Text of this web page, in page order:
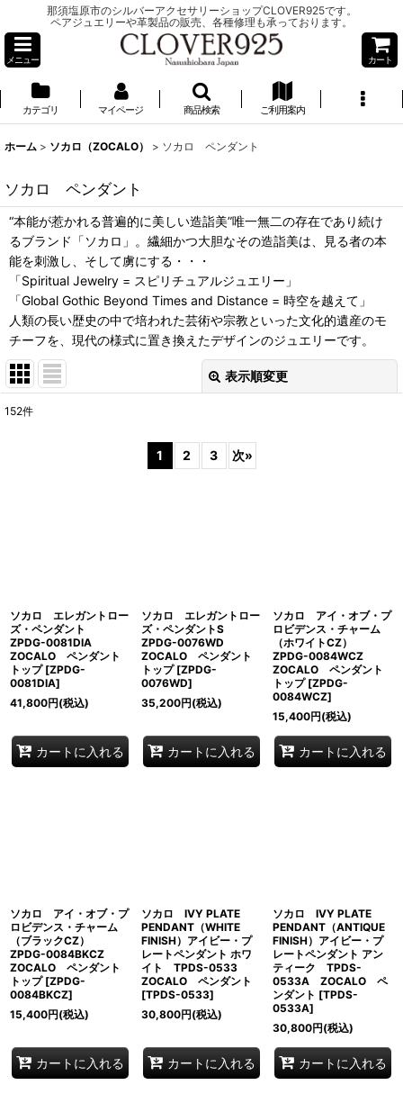
那須塩原市のシルバーアクセサリーショップCLOVER925です。
ペアジュエリーや革製品の販売、各種修理も承っております。
メニュー カート
カテゴリ マイページ 商品検索 ご利用案内
ホーム > ソカロ（ZOCALO） > ソカロ ペンダント
ソカロ ペンダント
“本能が惹かれる普遍的に美しい造詣美”唯一無二の存在であり続け
るブランド「ソカロ」。繊細かつ大胆なその造詣美は、見る者の本
能を刺激し、そして虜にする・・・
「Spiritual Jewelry = スピリチュアルジュエリー」
「Global Gothic Beyond Times and Distance = 時空を越えて」
人類の長い歴史の中で培われた芸術や宗教といった文化的遺産のモ
チーフを、現代の様式に置き換えたデザインのジュエリーです。
表示順変更
152件
1 2 3 次»
ソカロ エレガントロー
ズ・ペンダント
ZPDG-0081DIA
ZOCALO ペンダント
トップ [ZPDG-
0081DIA]
41,800円(税込)
カートに入れる
ソカロ エレガントロー
ズ・ペンダントS
ZPDG-0076WD
ZOCALO ペンダント
トップ [ZPDG-
0076WD]
35,200円(税込)
カートに入れる
ソカロ アイ・オブ・プ
ロビデンス・チャーム
（ホワイトCZ）
ZPDG-0084WCZ
ZOCALO ペンダント
トップ [ZPDG-
0084WCZ]
15,400円(税込)
カートに入れる
ソカロ アイ・オブ・プ
ロビデンス・チャーム
（ブラックCZ）
ZPDG-0084BKCZ
ZOCALO ペンダント
トップ [ZPDG-
0084BKCZ]
15,400円(税込)
カートに入れる
ソカロ IVY PLATE
PENDANT（WHITE
FINISH）アイビー・プ
レートペンダント ホワ
イト TPDS-0533
ZOCALO ペンダント
[TPDS-0533]
30,800円(税込)
カートに入れる
ソカロ IVY PLATE
PENDANT（ANTIQUE
FINISH）アイビー・プ
レートペンダント アン
ティーク TPDS-
0533A ZOCALO ペ
ンダント [TPDS-
0533A]
30,800円(税込)
カートに入れる